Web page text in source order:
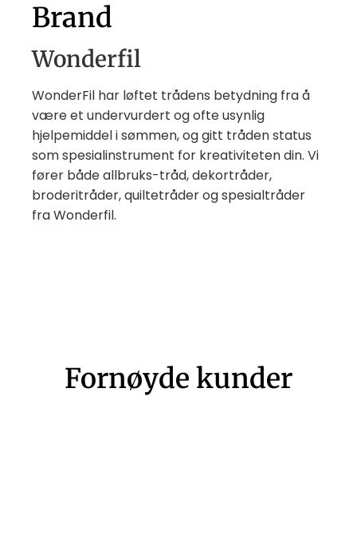
Brand
Wonderfil
WonderFil har løftet trådens betydning fra å
være et undervurdert og ofte usynlig
hjelpemiddel i sømmen, og gitt tråden status
som spesialinstrument for kreativiteten din. Vi
fører både allbruks-tråd, dekortråder,
broderitråder, quiltetråder og spesialtråder
fra Wonderfil.
Fornøyde kunder